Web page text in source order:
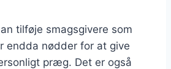
tilføje smagsgivere som
endda nødder for at give
præg. Det er også